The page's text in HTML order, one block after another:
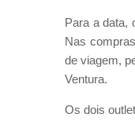
Para a data,
Nas
de viagem,
Ventura.
Os dois